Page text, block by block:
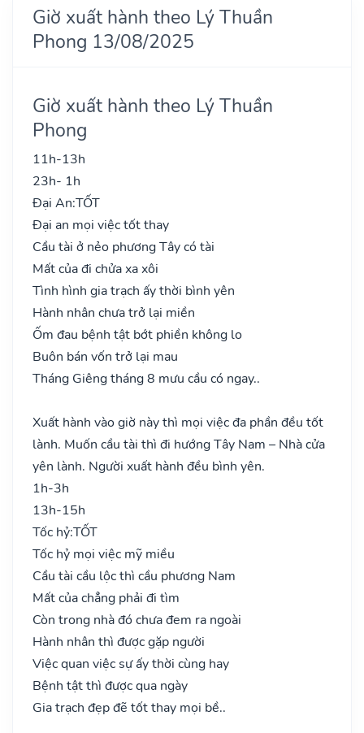
Giờ xuất hành theo Lý Thuần
Phong 13/08/2025
Giờ xuất hành theo Lý Thuần
Phong
11h-13h
23h- 1h
Đại An:TỐT
Đại an mọi việc tốt thay
Cầu tài ở nẻo phương Tây có tài
Mất của đi chửa xa xôi
Tình hình gia trạch ấy thời bình yên
Hành nhân chưa trở lại miền
Ốm đau bệnh tật bớt phiền không lo
Buôn bán vốn trở lại mau
Tháng Giêng tháng 8 mưu cầu có ngay..
Xuất hành vào giờ này thì mọi việc đa phần đều tốt
lành. Muốn cầu tài thì đi hướng Tây Nam – Nhà cửa
yên lành. Người xuất hành đều bình yên.
1h-3h
13h-15h
Tốc hỷ:TỐT
Tốc hỷ mọi việc mỹ miều
Cầu tài cầu lộc thì cầu phương Nam
Mất của chẳng phải đi tìm
Còn trong nhà đó chưa đem ra ngoài
Hành nhân thì được gặp người
Việc quan việc sự ấy thời cùng hay
Bệnh tật thì được qua ngày
Gia trạch đẹp đẽ tốt thay mọi bề..